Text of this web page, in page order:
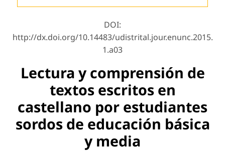
DOI:
http://dx.doi.org/10.14483/udistrital.jour.enunc.2015.
1.a03
Lectura y comprensión de
textos escritos en
castellano por estudiantes
sordos de educación básica
y media